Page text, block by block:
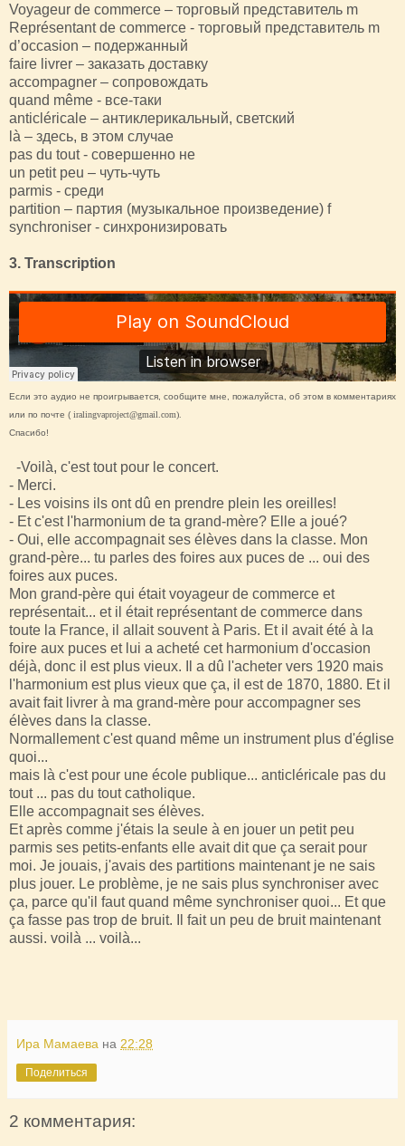
Voyageur de commerce – торговый представитель m
Représentant de commerce - торговый представитель m
d’occasion – подержанный
faire livrer – заказать доставку
accompagner – сопровождать
quand même - все-таки
anticléricale – антиклерикальный, светский
là – здесь, в этом случае
pas du tout - совершенно не
un petit peu – чуть-чуть
parmis - среди
partition – партия (музыкальное произведение) f
synchroniser - синхронизировать
3. Transcription
Если это аудио не проигрывается, сообщите мне, пожалуйста, об этом в комментариях
или по почте ( iralingvaproject@gmail.com).
Спасибо!
-Voilà, c'est tout pour le concert.
- Merci.
- Les voisins ils ont dû en prendre plein les oreilles!
- Et c'est l'harmonium de ta grand-mère? Elle a joué?
- Oui, elle accompagnait ses élèves dans la classe. Mon
grand-père... tu parles des foires aux puces de ... oui des
foires aux puces.
Mon grand-père qui était voyageur de commerce et
représentait... et il était représentant de commerce dans
toute la France, il allait souvent à Paris. Et il avait été à la
foire aux puces et lui a acheté cet harmonium d'occasion
déjà, donc il est plus vieux. Il a dû l'acheter vers 1920 mais
l'harmonium est plus vieux que ça, il est de 1870, 1880. Et il
avait fait livrer à ma grand-mère pour accompagner ses
élèves dans la classe.
Normallement c'est quand même un instrument plus d'église
quoi...
mais là c'est pour une école publique... anticléricale pas du
tout ... pas du tout catholique.
Elle accompagnait ses élèves.
Et après comme j'étais la seule à en jouer un petit peu
parmis ses petits-enfants elle avait dit que ça serait pour
moi. Je jouais, j'avais des partitions maintenant je ne sais
plus jouer. Le problème, je ne sais plus synchroniser avec
ça, parce qu'il faut quand même synchroniser quoi... Et que
ça fasse pas trop de bruit. Il fait un peu de bruit maintenant
aussi. voilà ... voilà...
Ира Мамаева на 22:28
Поделиться
2 комментария: